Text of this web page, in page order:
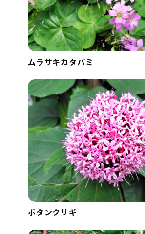
ムラサキカタバミ
ボタンクサギ